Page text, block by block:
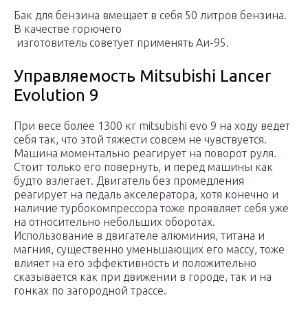
Бак для бензина вмещает в себя 50 литров бензина.
В качестве горючего
изготовитель советует применять Аи-95.
Управляемость Mitsubishi Lancer
Evolution 9
При весе более 1300 кг mitsubishi evo 9 на ходу ведет
себя так, что этой тяжести совсем не чувствуется.
Машина моментально реагирует на поворот руля.
Стоит только его повернуть, и перед машины как
будто взлетает. Двигатель без промедления
реагирует на педаль акселератора, хотя конечно и
наличие турбокомпрессора тоже проявляет себя уже
на относительно небольших оборотах.
Использование в двигателе алюминия, титана и
магния, существенно уменьшающих его массу, тоже
влияет на его эффективность и положительно
сказывается как при движении в городе, так и на
гонках по загородной трассе.